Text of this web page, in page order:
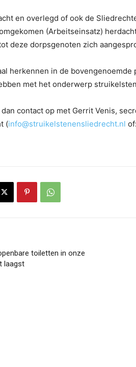
en overlegd of ook de
(Arbeitseinsatz)
deze dorpsgenoten zich
herkennen in de
met het onderwerp
contact op met Gerrit Venis,
(info@struikelstenensliedrecht.nl of:
toiletten in onze
laagst